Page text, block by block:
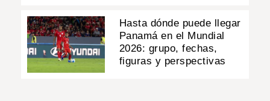
Hasta dónde puede llegar
Panamá en el Mundial
2026: grupo, fechas,
figuras y perspectivas